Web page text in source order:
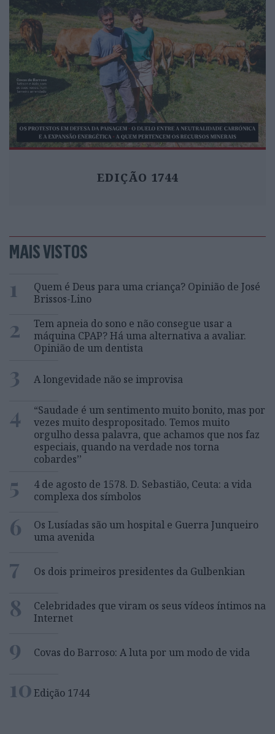
EDIÇÃO 1744
MAIS VISTOS
1
Quem é Deus para uma criança? Opinião de José
Brissos-Lino
2
Tem apneia do sono e não consegue usar a
máquina CPAP? Há uma alternativa a avaliar.
Opinião de um dentista
3 A longevidade não se improvisa
4
“Saudade é um sentimento muito bonito, mas por
vezes muito despropositado. Temos muito
orgulho dessa palavra, que achamos que nos faz
especiais, quando na verdade nos torna
cobardes’’
5
4 de agosto de 1578. D. Sebastião, Ceuta: a vida
complexa dos símbolos
6
Os Lusíadas são um hospital e Guerra Junqueiro
uma avenida
7 Os dois primeiros presidentes da Gulbenkian
8
Celebridades que viram os seus vídeos íntimos na
Internet
9 Covas do Barroso: A luta por um modo de vida
10Edição 1744